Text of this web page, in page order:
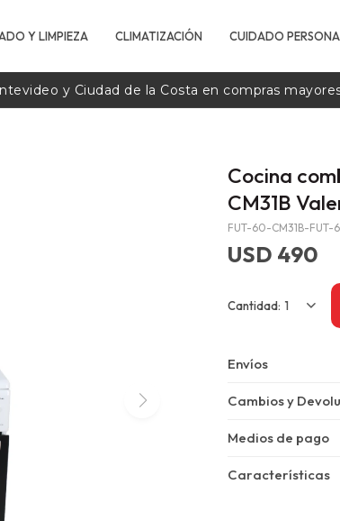
Y LIMPIEZA CLIMATIZACIÓN CUIDADO
y Ciudad de la Costa en compras
Cocina
CM31B
FUT-60-CM31B-FUT-
USD 490
1
Envíos
Cambios y
Medios de pago
Características